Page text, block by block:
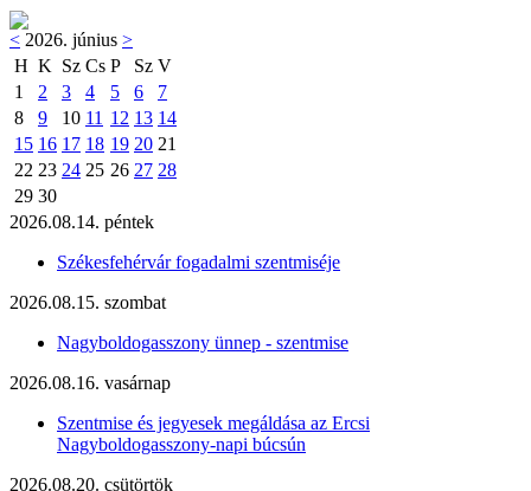
< 2026. június >
H K Sz Cs P Sz V
1
2 3 4 5 6
7
8
9 10 11 12 13 14
15 16 17 18 19 20 21
22 23 24 25 26 27 28
29 30
2026.08.14. péntek
Székesfehérvár fogadalmi szentmiséje
2026.08.15. szombat
Nagyboldogasszony ünnep - szentmise
2026.08.16. vasárnap
Szentmise és jegyesek megáldása az Ercsi
Nagyboldogasszony-napi búcsún
2026.08.20. csütörtök